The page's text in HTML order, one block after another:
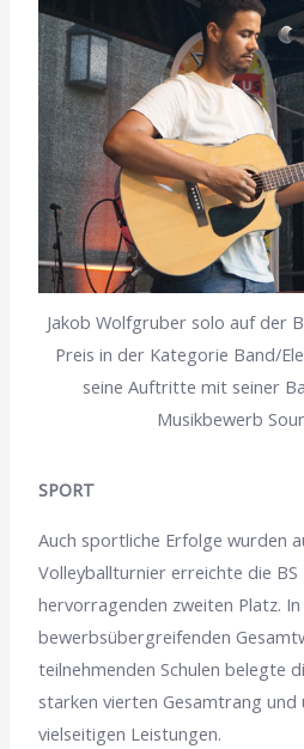
Jakob Wolfgruber solo auf der
Preis in der Kategorie Band/
seine Auftritte mit seiner
Musikbewerb
SPORT
Auch sportliche Erfolge wurden
Volleyballturnier erreichte die BS
hervorragenden zweiten Platz.
bewerbsübergreifenden
teilnehmenden Schulen belegte
starken vierten Gesamtrang
vielseitigen Leistungen.